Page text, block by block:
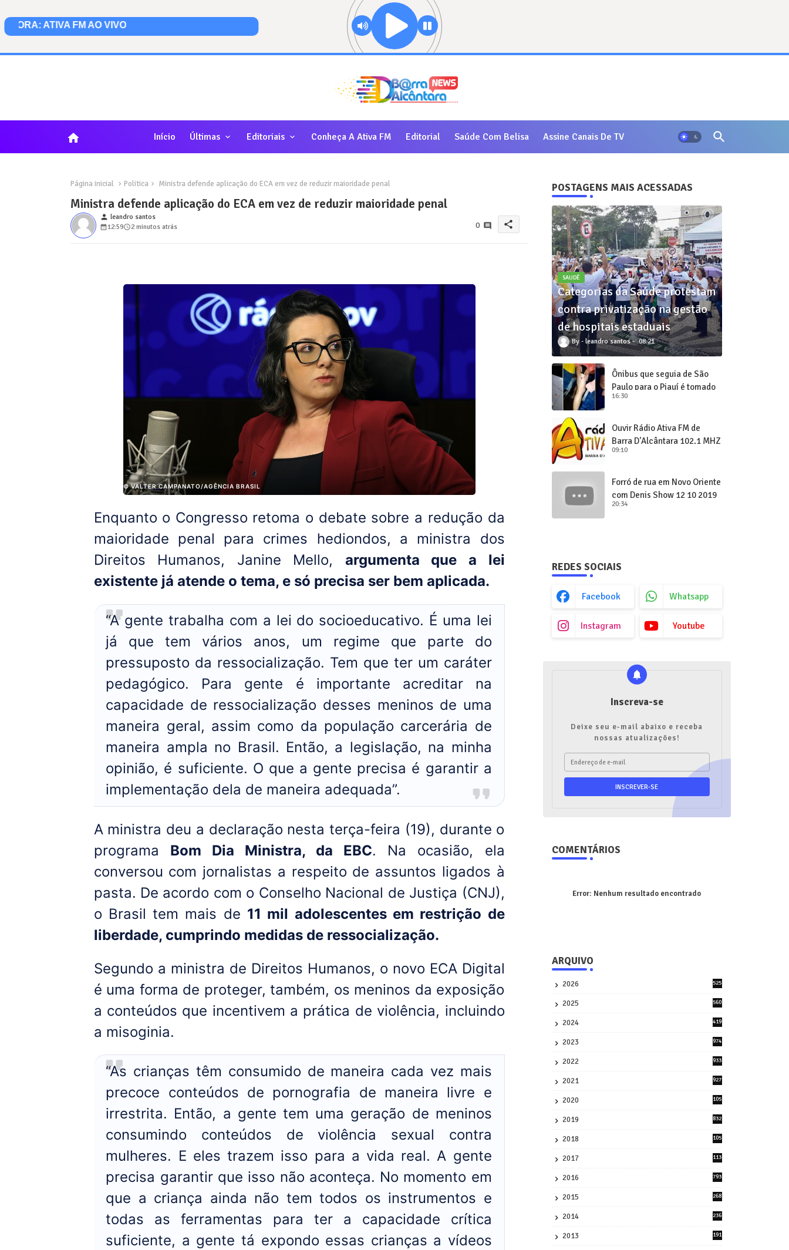
home Início Últimas Editoriais Conheça A Ativa FM Editorial Saúde Com Belisa Assine Canais De TV
Página inicial Politica Ministra defende aplicação do ECA em vez de reduzir maioridade penal
Ministra defende aplicação do ECA em vez de reduzir maioridade penal
person leandro santos
12:59
2 minutos atrás 0 share
© VALTER CAMPANATO/AGÊNCIA BRASIL
Enquanto o Congresso retoma o debate sobre a redução da
maioridade penal para crimes hediondos, a ministra dos
Direitos Humanos, Janine Mello, argumenta que a lei
existente já atende o tema, e só precisa ser bem aplicada.
“A gente trabalha com a lei do socioeducativo. É uma lei
já que tem vários anos, um regime que parte do
pressuposto da ressocialização. Tem que ter um caráter
pedagógico. Para gente é importante acreditar na
capacidade de ressocialização desses meninos de uma
maneira geral, assim como da população carcerária de
maneira ampla no Brasil. Então, a legislação, na minha
opinião, é suficiente. O que a gente precisa é garantir a
implementação dela de maneira adequada”.
A ministra deu a declaração nesta terça-feira (19), durante o
programa Bom Dia Ministra, da EBC. Na ocasião, ela
conversou com jornalistas a respeito de assuntos ligados à
pasta. De acordo com o Conselho Nacional de Justiça (CNJ),
o Brasil tem mais de 11 mil adolescentes em restrição de
liberdade, cumprindo medidas de ressocialização.
Segundo a ministra de Direitos Humanos, o novo ECA Digital
é uma forma de proteger, também, os meninos da exposição
a conteúdos que incentivem a prática de violência, incluindo
a misoginia.
“As crianças têm consumido de maneira cada vez mais
precoce conteúdos de pornografia de maneira livre e
irrestrita. Então, a gente tem uma geração de meninos
consumindo conteúdos de violência sexual contra
mulheres. E eles trazem isso para a vida real. A gente
precisa garantir que isso não aconteça. No momento em
que a criança ainda não tem todos os instrumentos e
todas as ferramentas para ter a capacidade crítica
suficiente, a gente tá expondo essas crianças a vídeos
POSTAGENS MAIS ACESSADAS
SAUDÊ
Categorias da Saúde protestam
contra privatização na gestão
de hospitais estaduais
leandro santos 08:21
Ônibus que seguia de São
Paulo para o Piauí é tomado
de assalto
16:30
Ouvir Rádio Ativa FM de
Barra D'Alcântara 102,1 MHZ
09:10
Forró de rua em Novo Oriente
com Denis Show 12 10 2019
20:34
REDES SOCIAIS
Facebook Whatsapp
Instagram Youtube
Inscreva-se
Deixe seu e-mail abaixo e receba
nossas atualizações!
COMENTÁRIOS
Error: Nenhum resultado encontrado
ARQUIVO
2026
525
2025
560
2024
419
2023
974
2022
933
2021
927
2020
105
2019
832
2018
105
2017
113
2016
793
2015
268
2014
236
2013
191